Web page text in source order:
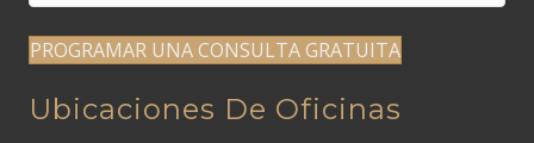
PROGRAMAR UNA CONSULTA GRATUITA
Ubicaciones De Oficinas